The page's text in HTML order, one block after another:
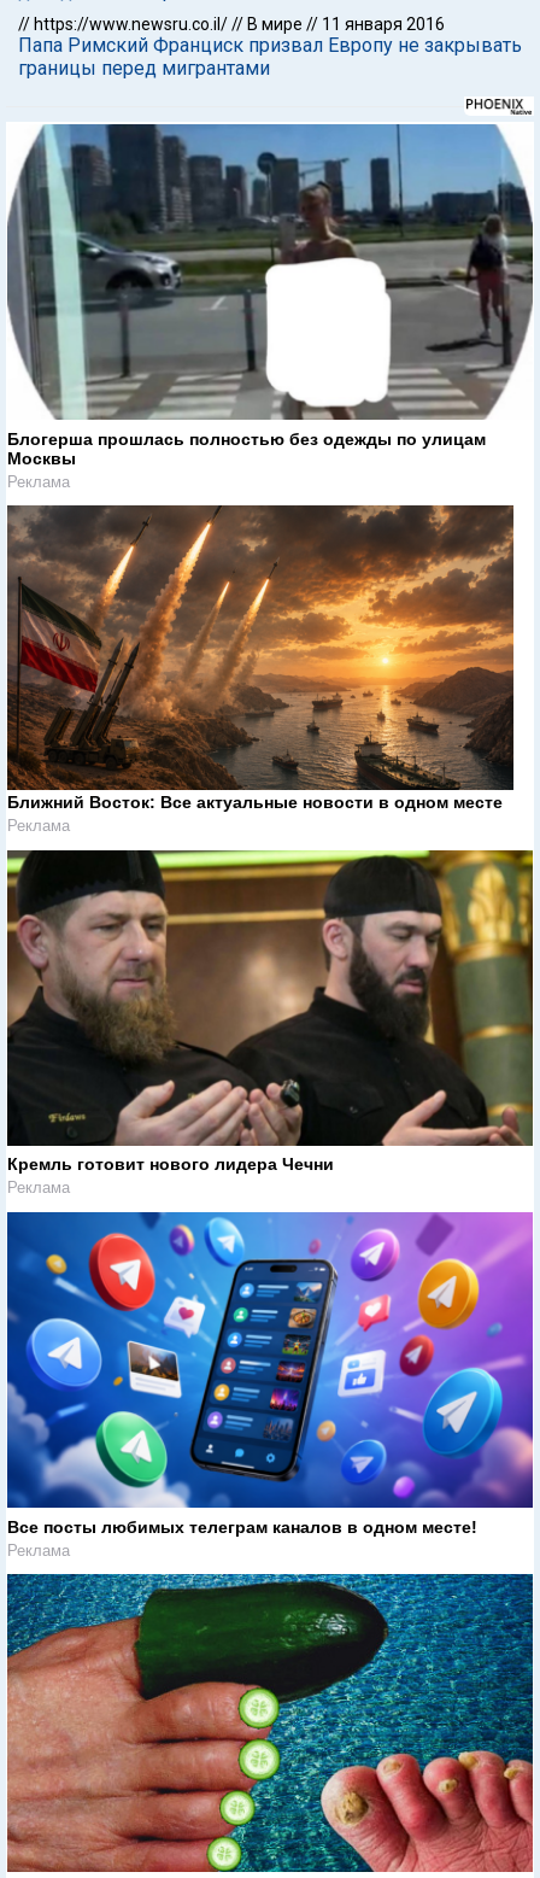
// https://www.newsru.co.il/// В мире // 11 января 2016
Папа Римский Франциск призвал Европу не закрывать
границы перед мигрантами
Блогерша прошлась полностью без одежды по улицам
Москвы
Реклама
Ближний Восток: Все актуальные новости в одном месте
Реклама
Кремль готовит нового лидера Чечни
Реклама
Все посты любимых телеграм каналов в одном месте!
Реклама